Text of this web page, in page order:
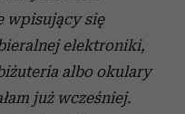
wpisujący się
elektroniki,
albo okulary
już wcześniej.